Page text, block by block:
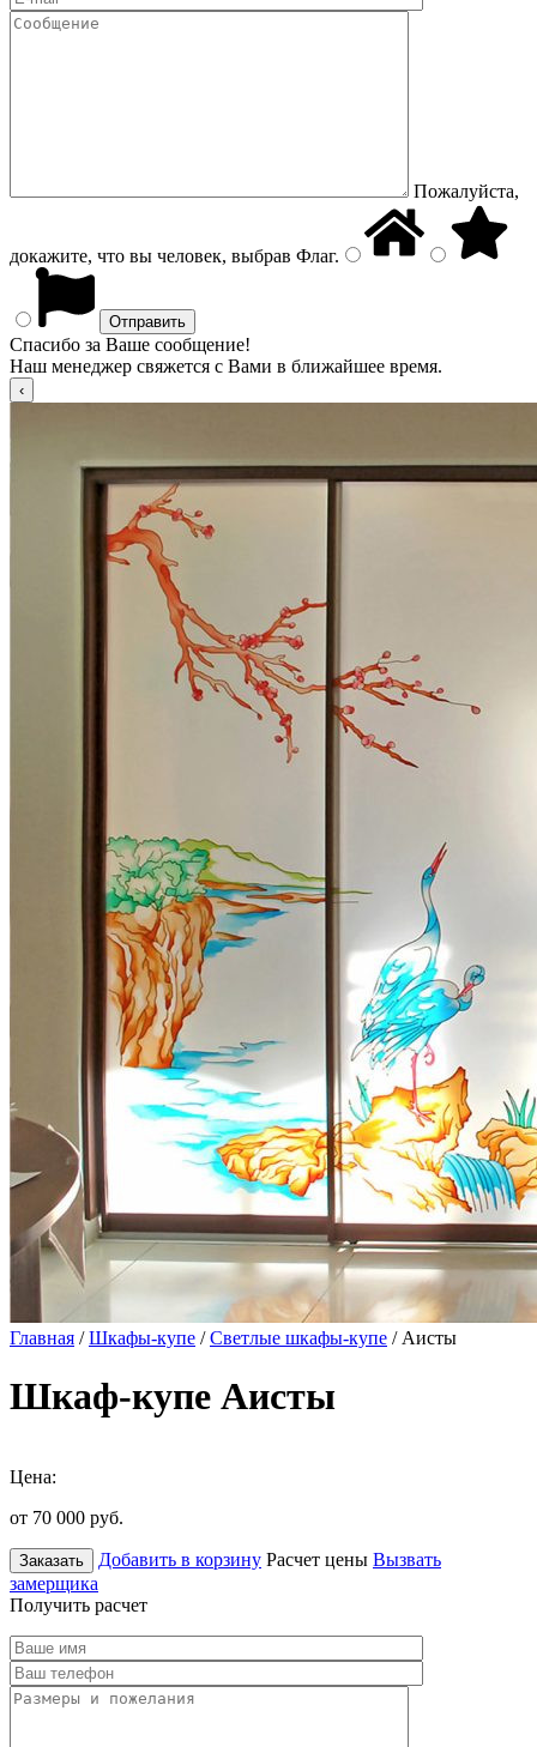
Пожалуйста,
докажите, что вы человек, выбрав Флаг.
Спасибо за Ваше сообщение!
Наш менеджер свяжется с Вами в ближайшее время.
Главная /Шкафы-купе /Светлые шкафы-купе / Аисты
Шкаф-купе Аисты
Цена:
от 70 000 руб.
Заказать Добавить в корзину Расчет цены Вызвать
замерщика
Получить расчет